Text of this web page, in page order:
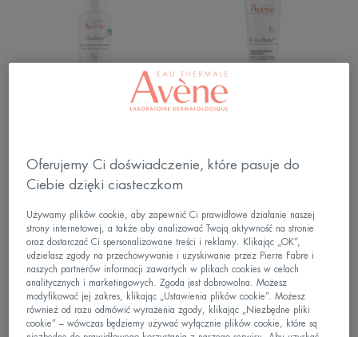
Osuszający Spray
Regenerujący
krem
ochronny
CICALFATE+ Regenerujący
krem ochronny
regenerujący
krem
do
RĄK
–
efekt
bariery
Krem
40MLT
Oferujemy Ci doświadczenie, które pasuje do
Ciebie dzięki ciasteczkom
Używamy plików cookie, aby zapewnić Ci prawidłowe działanie naszej
strony internetowej, a także aby analizować Twoją aktywność na stronie
oraz dostarczać Ci spersonalizowane treści i reklamy. Klikając „OK”,
udzielasz zgody na przechowywanie i uzyskiwanie przez Pierre Fabre i
naszych partnerów informacji zawartych w plikach cookies w celach
analitycznych i marketingowych. Zgoda jest dobrowolna. Możesz
modyfikować jej zakres, klikając „Ustawienia plików cookie”. Możesz
również od razu odmówić wyrażenia zgody, klikając „Niezbędne pliki
cookie” – wówczas będziemy używać wyłącznie plików cookie, które są